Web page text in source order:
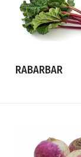
RABARBAR